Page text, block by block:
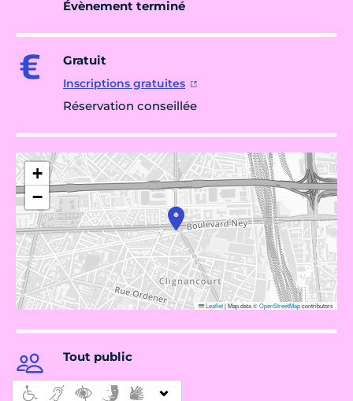
Évènement terminé
Gratuit
Inscriptions gratuites
Réservation conseillée
+
−
Leaflet|Map data ©OpenStreetMapcontributors
Tout public